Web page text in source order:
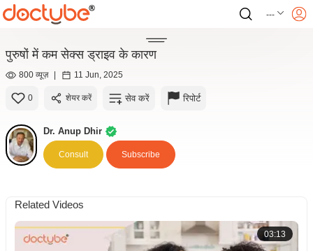
---
पुरुषों में कम सेक्स ड्राइव के कारण
800 व्यूज़ | 11 Jun, 2025
0 शेयर करें सेव करें रिपोर्ट
Dr. Anup Dhir
Consult Subscribe
Related Videos
03:13